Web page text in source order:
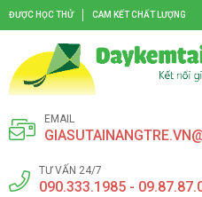
ĐƯỢC HỌC THỬ CAM KẾT CHẤT LƯỢNG
EMAIL
TƯ VẤN 24/7
090.333.1985 -